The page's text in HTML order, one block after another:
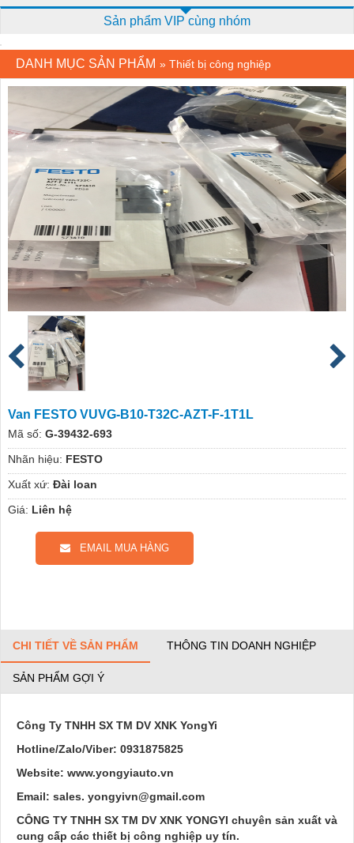
Sản phẩm VIP cùng nhóm
DANH MỤC SẢN PHẨM » Thiết bị công nghiệp
Van FESTO VUVG-B10-T32C-AZT-F-1T1L
Mã số: G-39432-693
Nhãn hiệu: FESTO
Xuất xứ: Đài loan
Giá: Liên hệ
EMAIL MUA HÀNG
CHI TIẾT VỀ SẢN PHẨM THÔNG TIN DOANH NGHIỆP
SẢN PHẨM GỢI Ý
Công Ty TNHH SX TM DV XNK YongYi
Hotline/Zalo/Viber: 0931875825
Website: www.yongyiauto.vn
Email: sales. yongyivn@gmail.com
CÔNG TY TNHH SX TM DV XNK YONGYI chuyên sản xuất và
cung cấp các thiết bị công nghiệp uy tín.